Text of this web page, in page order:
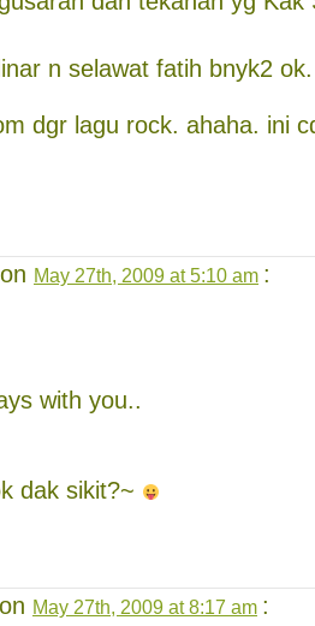
n selawat fatih bnyk2 ok.
dgr lagu rock. ahaha. ini
May 27th, 2009 at 5:10 am :
with you..
dak sikit?~
May 27th, 2009 at 8:17 am :